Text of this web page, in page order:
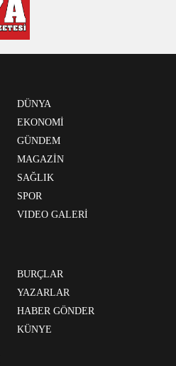
DÜNYA
EKONOMİ
GÜNDEM
MAGAZİN
SAĞLIK
SPOR
VIDEO GALERİ
BURÇLAR
YAZARLAR
HABER GÖNDER
KÜNYE